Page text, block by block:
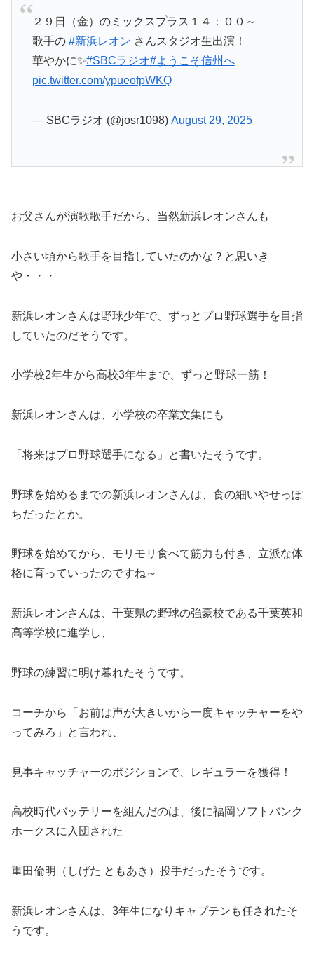
２９日（金）のミックスプラス１４：００～
歌手の #新浜レオン さんスタジオ生出演！
華やかに✨#SBCラジオ#ようこそ信州へ
pic.twitter.com/ypueofpWKQ
— SBCラジオ (@josr1098) August 29, 2025
お父さんが演歌歌手だから、当然新浜レオンさんも
小さい頃から歌手を目指していたのかな？と思いき
や・・・
新浜レオンさんは野球少年で、ずっとプロ野球選手を目指
していたのだそうです。
小学校2年生から高校3年生まで、ずっと野球一筋！
新浜レオンさんは、小学校の卒業文集にも
「将来はプロ野球選手になる」と書いたそうです。
野球を始めるまでの新浜レオンさんは、食の細いやせっぽ
ちだったとか。
野球を始めてから、モリモリ食べて筋力も付き、立派な体
格に育っていったのですね～
新浜レオンさんは、千葉県の野球の強豪校である千葉英和
高等学校に進学し、
野球の練習に明け暮れたそうです。
コーチから「お前は声が大きいから一度キャッチャーをや
ってみろ」と言われ、
見事キャッチャーのポジションで、レギュラーを獲得！
高校時代バッテリーを組んだのは、後に福岡ソフトバンク
ホークスに入団された
重田倫明（しげた ともあき）投手だったそうです。
新浜レオンさんは、3年生になりキャプテンも任されたそ
うです。